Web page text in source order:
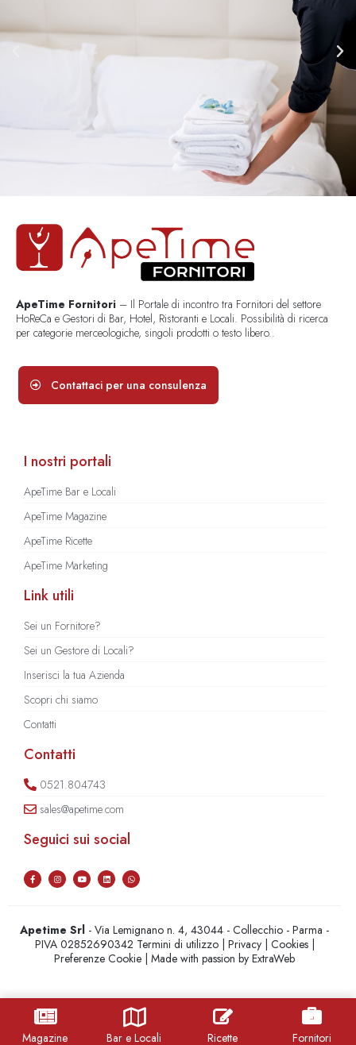
Magazine Bar e Locali Ricette Fornitori
ApeTime Fornitori – Il Portale di incontro tra Fornitori del settore
HoReCa e Gestori di Bar, Hotel, Ristoranti e Locali. Possibilità di ricerca
per categorie merceologiche, singoli prodotti o testo libero..
Contattaci per una consulenza
I nostri portali
ApeTime Bar e Locali
ApeTime Magazine
ApeTime Ricette
ApeTime Marketing
Link utili
Sei un Fornitore?
Sei un Gestore di Locali?
Inserisci la tua Azienda
Scopri chi siamo
Contatti
Contatti
0521.804743
sales@apetime.com
Seguici sui social
Apetime Srl - Via Lemignano n. 4, 43044 - Collecchio - Parma -
PIVA 02852690342 Termini di utilizzo| Privacy| Cookies|
Preferenze Cookie | Made with passion byExtraWeb